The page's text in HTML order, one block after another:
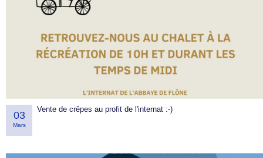
03
Mars
Vente de crêpes au profit de l'internat :-)